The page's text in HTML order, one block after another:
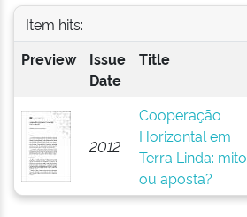
Item hits:
Preview
Issue
Date
Title
2012
Cooperação
Horizontal em
Terra Linda: mito
ou aposta?